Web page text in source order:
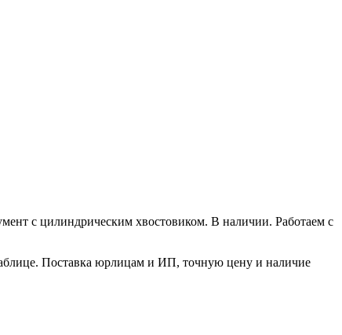
с цилиндрическим хвостовиком. В наличии. Работаем с
Поставка юрлицам и ИП, точную цену и наличие